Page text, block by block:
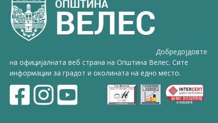
Добредојдовте
на официјалната веб страна на Општина Велес. Сите
информации за градот и околината на едно место.